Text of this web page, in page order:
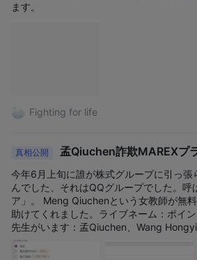
ます。
Fighting for life
真相公開 孟Qiuchen詐欺MAREXプ
今年6月上旬に誰が株式グループに引っ張
んでした、それはQQグループでした。呼
ア」。 Meng Qiuchenという女教師が無
助けてくれました。ライブネーム：ポイ
先生がいます：孟Qiuchen、Wang
ongyao、Zhu Shouyi。 Meng Qiuchenは
ていると言って、私たちに毎日参加して